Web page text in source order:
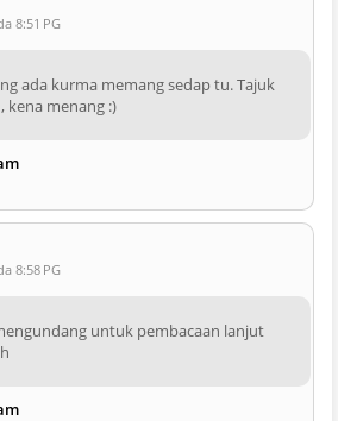
8:51 PG
ada kurma memang sedap tu. Tajuk
kena menang :)
8:58 PG
untuk pembacaan lanjut